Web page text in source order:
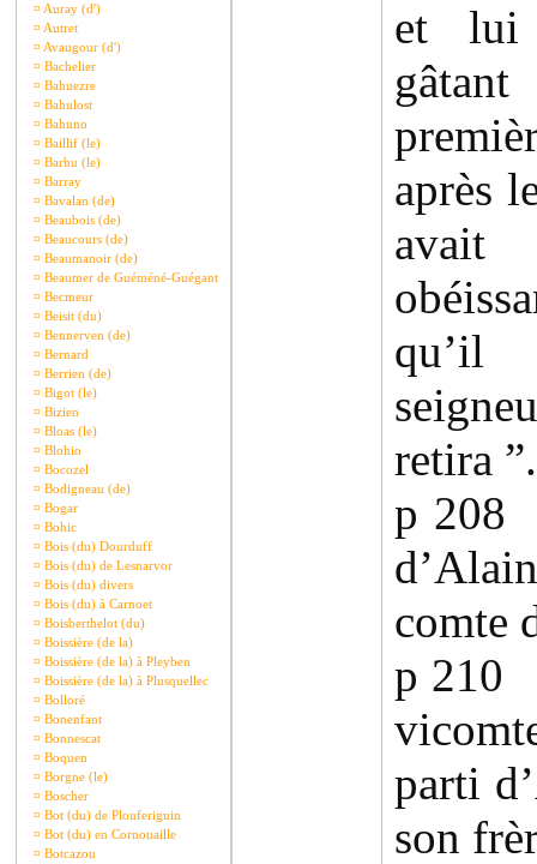
¤ Auray (d')
¤ Autret
¤ Avaugour (d')
¤ Bachelier
¤ Bahuezre
¤ Bahulost
¤ Bahuno
¤ Baillif (le)
¤ Barbu (le)
¤ Barray
¤ Bavalan (de)
¤ Beaubois (de)
¤ Beaucours (de)
¤ Beaumanoir (de)
¤ Beaumer de Guéméné-Guégant
¤ Becmeur
¤ Beisit (du)
¤ Bennerven (de)
¤ Bernard
¤ Berrien (de)
¤ Bigot (le)
¤ Bizien
¤ Bloas (le)
¤ Blohio
¤ Bocozel
¤ Bodigneau (de)
¤ Bogar
¤ Bohic
¤ Bois (du) Dourduff
¤ Bois (du) de Lesnarvor
¤ Bois (du) divers
¤ Bois (du) à Carnoet
¤ Boisberthelot (du)
¤ Boissière (de la)
¤ Boissière (de la) à Pleyben
¤ Boissière (de la) à Plusquellec
¤ Bolloré
¤ Bonenfant
¤ Bonnescat
¤ Boquen
¤ Borgne (le)
¤ Boscher
¤ Bot (du) de Plouferiguin
¤ Bot (du) en Cornouaille
¤ Botcazou
et lui
après
qu’il
retira ”.
p 208
comte
p 210
parti
son